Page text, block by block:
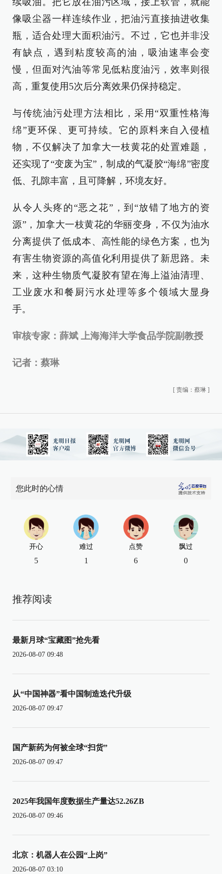
像吸尘器一样连续作业，把油污直接抽进收集
瓶，适合处理大面积油污。不过，它也并非没
有缺点，遇到粘度较高的油，吸油速率会变
慢，但面对汽油等常见低粘度油污，效率则很
高，重复使用5次后分离效果仍保持稳定。
与传统油污处理方法相比，采用“双重性格海
绵”更环保、更可持续。它的原料来自入侵植
物，不仅解决了加拿大一枝黄花的处置难题，
还实现了“变废为宝”，制成的气凝胶“海绵”密度
低、孔隙丰富，且可降解，环境友好。
从令人头疼的“恶之花”，到“放错了地方的资
源”，加拿大一枝黄花的华丽变身，不仅为油水
分离提供了低成本、高性能的绿色方案，也为
有害生物资源的高值化利用提供了新思路。未
来，这种生物质气凝胶有望在海上溢油清理、
工业废水和餐厨污水处理等多个领域大显身
手。
审核专家：薛斌 上海海洋大学食品学院副教授
记者：蔡琳
[ 责编：蔡琳 ]
您此时的心情
开心
5
难过
1
点赞
6
飘过
0
推荐阅读
最新月球“宝藏图”抢先看
2026-08-07 09:48
从“中国神器”看中国制造迭代升级
2026-08-07 09:47
国产新药为何被全球“扫货”
2026-08-07 09:47
2025年我国年度数据生产量达52.26ZB
2026-08-07 09:46
北京：机器人在公园“上岗”
2026-08-07 03:10